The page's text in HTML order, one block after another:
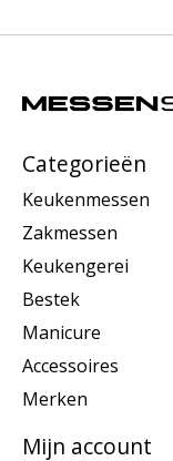
Categorieën
Keukenmessen
Zakmessen
Keukengerei
Bestek
Manicure
Accessoires
Merken
Mijn account